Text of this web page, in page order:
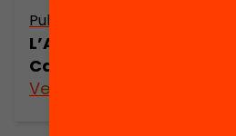
Publicació
L’Abandonament
Catalunya: una qüestió
Veure’n més